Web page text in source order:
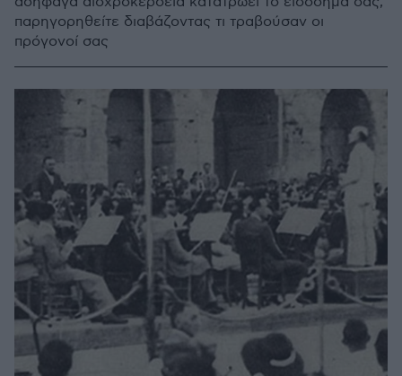
παρηγορηθείτε διαβάζοντας τι τραβούσαν οι
πρόγονοί σας